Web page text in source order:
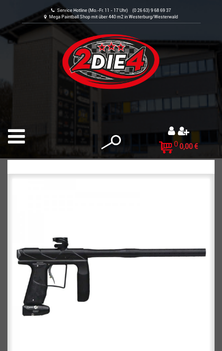
Service Hotline (Mo.-Fr. 11 - 17 Uhr) (0 26 63) 9 68 69 37
Mega Paintball Shop mit über 440 m2 in Westerburg/Westerwald
0 0,00 €